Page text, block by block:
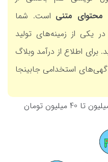
محتوای متنی است. شما
یکی از زمینه‌های تولید
اطلاع از درآمد وبلاگ
استخدامی جابینجا